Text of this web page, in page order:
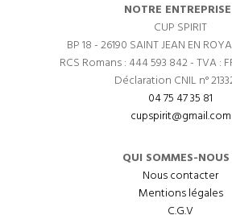
NOTRE
CUP SPIRIT
BP 18 - 26190 SAINT JEAN EN
RCS Romans : 444 593 842 - TVA :
Déclaration CNIL n°
04 75 47 35 81
cupspirit@gmail.com
QUI SOMMES-NOUS
Nous contacter
Mentions légales